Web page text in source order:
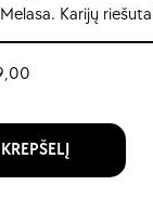
Karijų